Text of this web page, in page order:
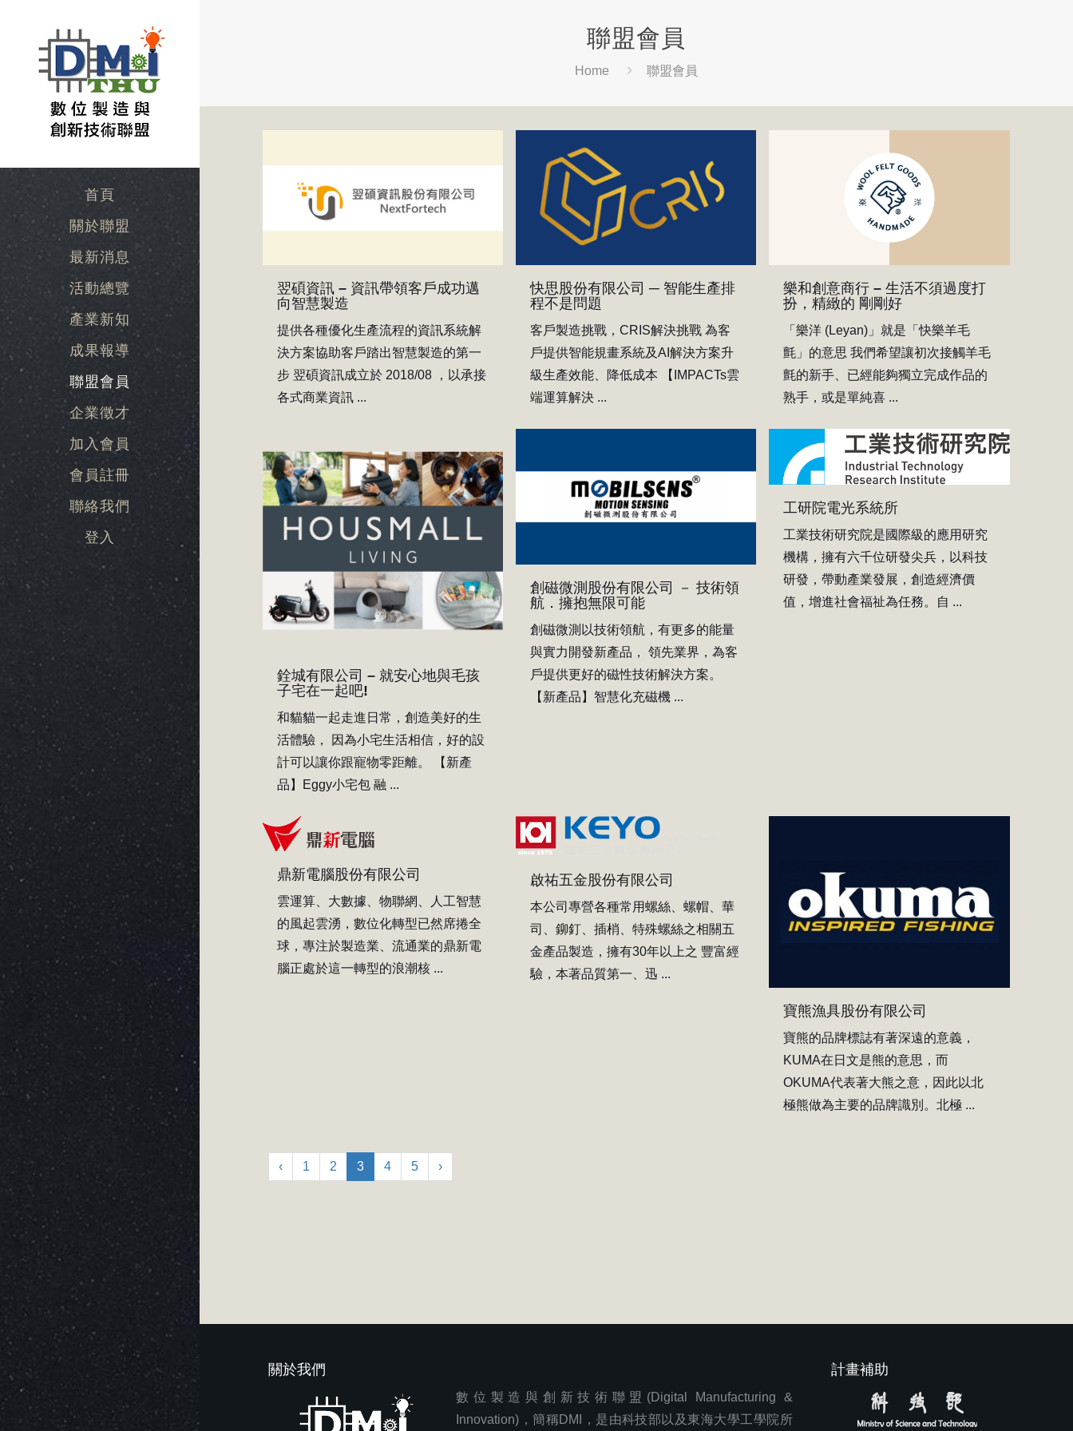
首頁
關於聯盟
最新消息
活動總覽
產業新知
成果報導
聯盟會員
企業徵才
加入會員
會員註冊
聯絡我們
登入
聯盟會員
Home 聯盟會員
翌碩資訊 – 資訊帶領客戶成功邁
向智慧製造
提供各種優化生產流程的資訊系統解
決方案協助客戶踏出智慧製造的第一
步 翌碩資訊成立於 2018/08 ，以承接
各式商業資訊 ...
快思股份有限公司 ─ 智能生產排
程不是問題
客戶製造挑戰，CRIS解決挑戰 為客
戶提供智能規畫系統及AI解決方案升
級生產效能、降低成本 【IMPACTs雲
端運算解決 ...
樂和創意商行 – 生活不須過度打
扮，精緻的 剛剛好
「樂洋 (Leyan)」就是「快樂羊毛
氈」的意思 我們希望讓初次接觸羊毛
氈的新手、已經能夠獨立完成作品的
熟手，或是單純喜 ...
銓城有限公司 – 就安心地與毛孩
子宅在一起吧!
和貓貓一起走進日常，創造美好的生
活體驗， 因為小宅生活相信，好的設
計可以讓你跟寵物零距離。 【新產
品】Eggy小宅包 融 ...
創磁微測股份有限公司 － 技術領
航．擁抱無限可能
創磁微測以技術領航，有更多的能量
與實力開發新產品， 領先業界，為客
戶提供更好的磁性技術解決方案。
【新產品】智慧化充磁機 ...
工研院電光系統所
工業技術研究院是國際級的應用研究
機構，擁有六千位研發尖兵，以科技
研發，帶動產業發展，創造經濟價
值，增進社會福祉為任務。自 ...
鼎新電腦股份有限公司
雲運算、大數據、物聯網、人工智慧
的風起雲湧，數位化轉型已然席捲全
球，專注於製造業、流通業的鼎新電
腦正處於這一轉型的浪潮核 ...
啟祐五金股份有限公司
本公司專營各種常用螺絲、螺帽、華
司、鉚釘、插梢、特殊螺絲之相關五
金產品製造，擁有30年以上之 豐富經
驗，本著品質第一、迅 ...
寶熊漁具股份有限公司
寶熊的品牌標誌有著深遠的意義，
KUMA在日文是熊的意思，而
OKUMA代表著大熊之意，因此以北
極熊做為主要的品牌識別。北極 ...
‹ 1 2 3 4 5 ›
關於我們
數位製造與創新技術聯盟(Digital Manufacturing &
Innovation)，簡稱DMI，是由科技部以及東海大學工學院所
計畫補助